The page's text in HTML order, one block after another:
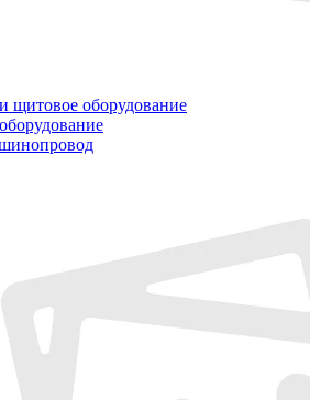
щитовое оборудование